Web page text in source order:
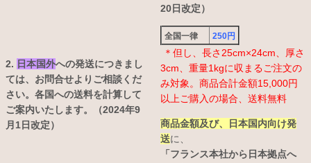
2. 日本国外への発送につきまし
ては、お問合せよりご相談くだ
さい。各国への送料を計算して
ご案内いたします。（2024年9
月1日改定）
20日改定）
全国一律 250円
＊但し、長さ25cm×24cm、厚さ
3cm、重量1kgに収まるご注文の
み対象。商品合計金額15,000円
以上ご購入の場合、送料無料
商品金額及び、日本国内向け発
送に、
「フランス本社から日本拠点へ